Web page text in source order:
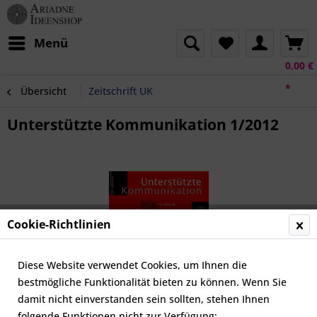
Menü
0,00 €
*
Übersicht Zeitschrift UK
Unterstützte Kommunikation 1/2012
Cookie-Richtlinien
Diese Website verwendet Cookies, um Ihnen die
bestmögliche Funktionalität bieten zu können. Wenn Sie
damit nicht einverstanden sein sollten, stehen Ihnen